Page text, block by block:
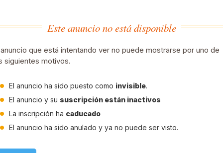
Este anuncio no está disponible
que está intentando ver no puede mostrarse por uno de
siguientes motivos.
El anuncio ha sido puesto como invisible.
El anuncio y su suscripción están inactivos
La inscripción ha caducado
El anuncio ha sido anulado y ya no puede ser visto.